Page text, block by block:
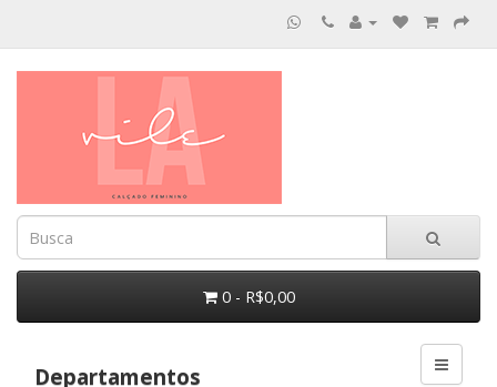
0 - R$0,00
Departamentos